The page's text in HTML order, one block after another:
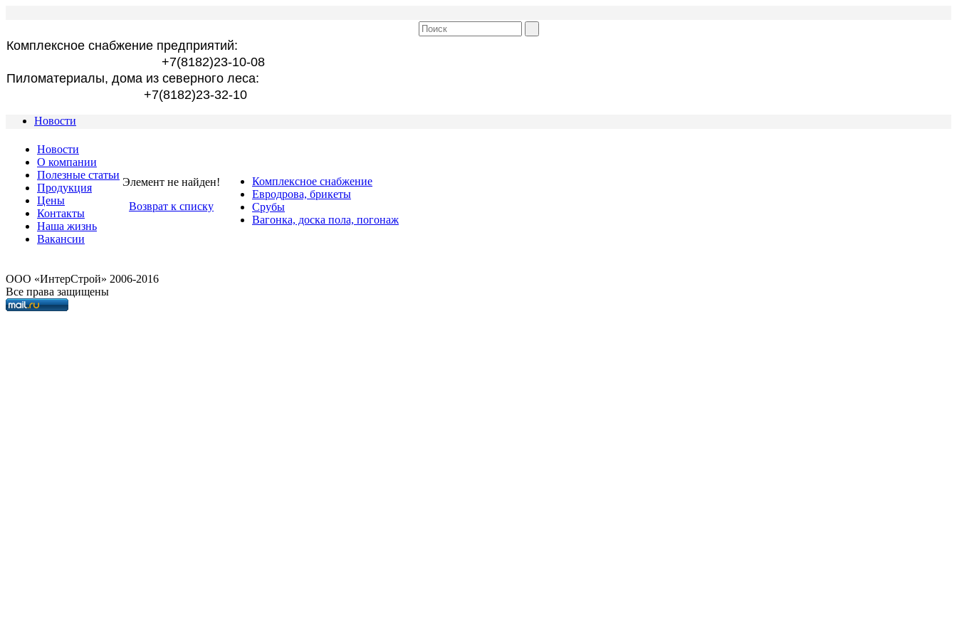
Комплексное снабжение предприятий:
+7(8182)23-10-08
Пиломатериалы, дома из северного леса:
+7(8182)23-32-10
Новости
Новости
О компании
Полезные статьи
Продукция
Цены
Контакты
Наша жизнь
Вакансии
Элемент не найден!
Возврат к списку
Комплексное снабжение
Евродрова, брикеты
Срубы
Вагонка, доска пола, погонаж
OOO «ИнтерСтрой» 2006-2016
Все права защищены